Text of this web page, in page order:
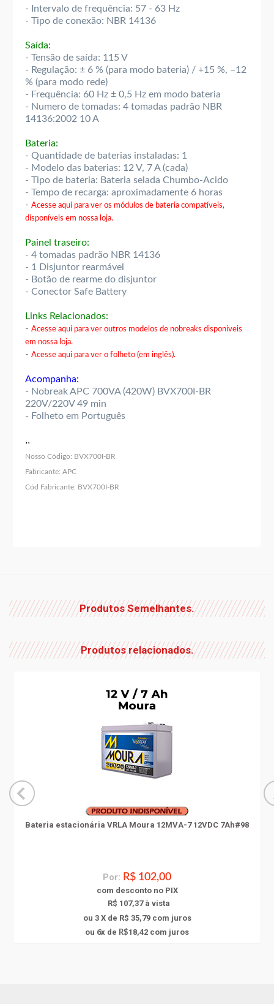
- Intervalo de frequência: 57 - 63 Hz
- Tipo de conexão: NBR 14136
Saída:
- Tensão de saída: 115 V
- Regulação: ± 6 % (para modo bateria) / +15 %, –12
% (para modo rede)
- Frequência: 60 Hz ± 0,5 Hz em modo bateria
- Numero de tomadas: 4 tomadas padrão NBR
14136:2002 10 A
Bateria:
- Quantidade de baterias instaladas: 1
- Modelo das baterias: 12 V, 7 A (cada)
- Tipo de bateria: Bateria selada Chumbo-Acido
- Tempo de recarga: aproximadamente 6 horas
- Acesse aqui para ver os módulos de bateria compatíveis,
disponíveis em nossa loja.
Painel traseiro:
- 4 tomadas padrão NBR 14136
- 1 Disjuntor rearmável
- Botão de rearme do disjuntor
- Conector Safe Battery
Links Relacionados:
- Acesse aqui para ver outros modelos de nobreaks disponiveis
em nossa loja.
- Acesse aqui para ver o folheto (em inglês).
Acompanha:
- Nobreak APC 700VA (420W) BVX700I-BR
220V/220V 49 min
- Folheto em Português
..
Nosso Código: BVX700I-BR
Fabricante: APC
Cód Fabricante: BVX700I-BR
Produtos Semelhantes.
Produtos relacionados.
Bateria estacionária VRLA Moura 12MVA-7 12VDC 7Ah#98
Por: R$ 102,00
com desconto no PIX
R$ 107,37 à vista
ou 3 X de R$ 35,79com juros
ou 6x de R$18,42 com juros